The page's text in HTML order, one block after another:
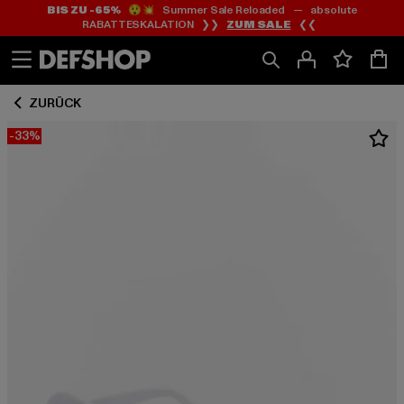
Zum
Inhalt
springen
Zum
Fußzeile
springen
BIS ZU -65%😲💥 Summer Sale Reloaded — absolute
RABATTESKALATION ❯❯ ZUM SALE ❮❮
ZURÜCK
-33%